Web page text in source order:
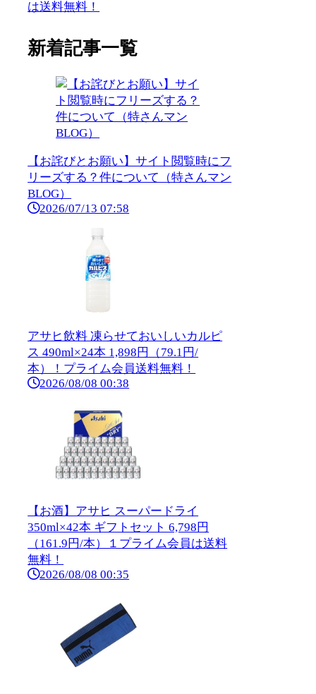
は送料無料！
新着記事一覧
【お詫びとお願い】サイト閲覧時にフ
リーズする？件について（特さんマン
BLOG）
2026/07/13 07:58
アサヒ飲料 凍らせておいしいカルピ
ス 490ml×24本 1,898円（79.1円/
本）！プライム会員送料無料！
2026/08/08 00:38
【お酒】アサヒ スーパードライ
350ml×42本 ギフトセット 6,798円
（161.9円/本）１プライム会員は送料
無料！
2026/08/08 00:35